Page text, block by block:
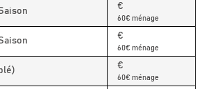
€
60€ ménage
€
60€ ménage
€
60€ ménage